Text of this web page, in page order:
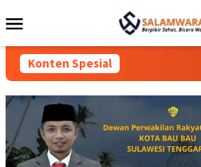
ke
Mobile
Konten Spesial